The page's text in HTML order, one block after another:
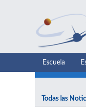
Escuela
Todas las